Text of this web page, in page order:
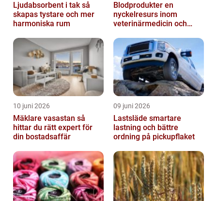
Ljudabsorbent i tak så
skapas tystare och mer
harmoniska rum
Blodprodukter en
nyckelresurs inom
veterinärmedicin och
10 juni 2026
Mäklare vasastan så
hittar du rätt expert för
din bostadsaffär
09 juni 2026
Lastsläde smartare
lastning och bättre
ordning på pickupflaket